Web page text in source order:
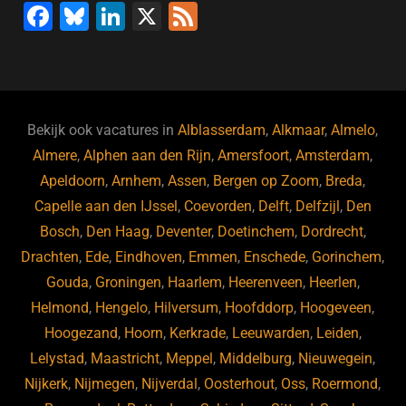
k
F
b
o
o
k
Bl
ky
Li
dI
n
X
Bekijk ook vacatures inAlblasserdam,Alkmaar,Almelo,
Almere,Alphen aan den Rijn,Amersfoort,Amsterdam,
Apeldoorn,Arnhem,Assen, Bergen op Zoom, Breda,
Capelle aan den IJssel, Coevorden, Delft, Delfzijl, Den
Bosch, Den Haag, Deventer, Doetinchem, Dordrecht,
Drachten, Ede, Eindhoven, Emmen, Enschede, Gorinchem,
Gouda, Groningen, Haarlem, Heerenveen, Heerlen,
Helmond, Hengelo, Hilversum, Hoofddorp, Hoogeveen,
Hoogezand, Hoorn, Kerkrade, Leeuwarden, Leiden,
Lelystad, Maastricht, Meppel, Middelburg, Nieuwegein,
Nijkerk, Nijmegen, Nijverdal, Oosterhout, Oss, Roermond,